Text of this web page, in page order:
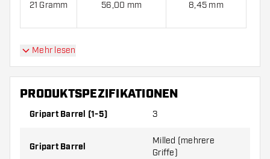
21 Gramm 56,00 mm 8,45 mm
kommen mit:3 Barrels, 3 Flights und 3 Shafts.
Mehr lesen
PRODUKTSPEZIFIKATIONEN
Gripart Barrel (1-5) 3
Gripart Barrel
Milled (mehrere
Griffe)